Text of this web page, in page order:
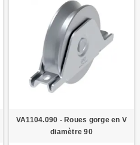
VA1104.090 - Roues gorge en V
diamètre 90